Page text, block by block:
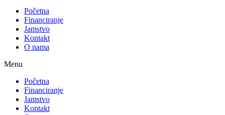
Početna
Financiranje
Jamstvo
Kontakt
O nama
Menu
Početna
Financiranje
Jamstvo
Kontakt